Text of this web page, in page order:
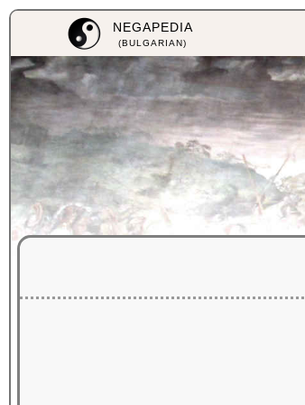
NEGAPEDIA
(BULGARIAN)